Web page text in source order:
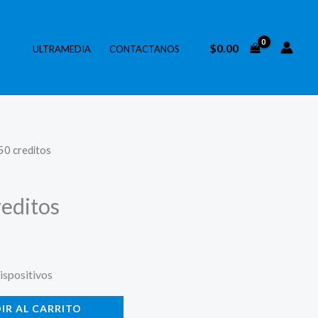
ULTRAMEDIA CONTACTANOS $0.00
creditos
AL CARRITO